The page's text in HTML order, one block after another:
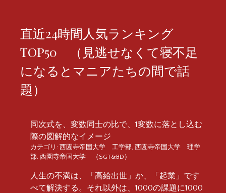
直近24時間人気ランキング
TOP50 （見逃せなくて寝不足
になるとマニアたちの間で話
題）
同次式を、変数同士の比で、1変数に落とし込む
際の図解的なイメージ
カテゴリ: 西園寺帝国大学 工学部 西園寺帝国大学 理学
部 西園寺帝国大学 （SGT&BD）
人生の不満は、「高給出世」か、「起業」です
べて解決する。それ以外は、1000の課題に1000